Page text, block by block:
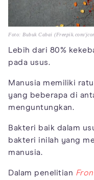
Foto: Bubuk Cabai (Freepik.com/
Lebih dari 80%
pada usus.
Manusia memiliki
yang beberapa di
menguntungkan.
Bakteri baik dalam
bakteri inilah yang
manusia.
Dalam penelitian